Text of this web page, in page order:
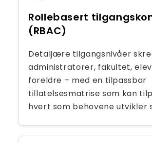
Rollebasert
(RBAC)
Detaljære tilgangsnivåer
administratorer, fakultet,
foreldre – med en tilpassbar
tillatelsesmatrise som kan
hvert som behovene utvikler